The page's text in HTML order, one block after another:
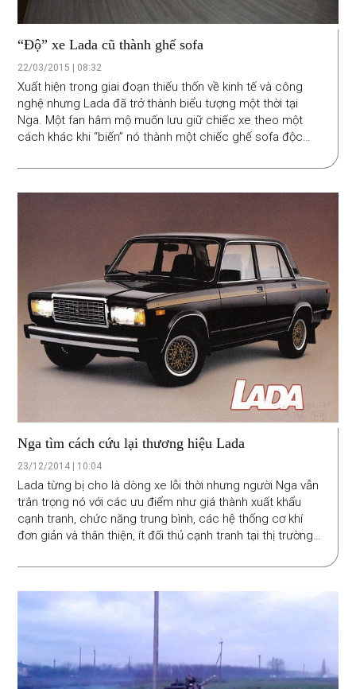
“Độ” xe Lada cũ thành ghế sofa
22/03/2015 | 08:32
Xuất hiện trong giai đoạn thiếu thốn về kinh tế và công
nghệ nhưng Lada đã trở thành biểu tượng một thời tại
Nga. Một fan hâm mộ muốn lưu giữ chiếc xe theo một
cách khác khi “biến” nó thành một chiếc ghế sofa độc
Nga tìm cách cứu lại thương hiệu Lada
23/12/2014 | 10:04
Lada từng bị cho là dòng xe lỗi thời nhưng người Nga vẫn
trân trọng nó với các ưu điểm như giá thành xuất khẩu
cạnh tranh, chức năng trung bình, các hệ thống cơ khí
đơn giản và thân thiện, ít đối thủ cạnh tranh tại thị trường
thị phần của hãng đã giảm mạnh kể từ khi Liên Xô sụp đổ,
sẽ dựng lại thương hiệu này trong bối cảnh nền kinh tế